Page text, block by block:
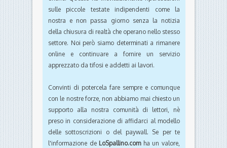
sulle piccole testate indipendenti come la
nostra e non passa giorno senza la notizia
della chiusura di realtà che operano nello stesso
settore. Noi però siamo determinati a rimanere
online e continuare a fornire un servizio
apprezzato da tifosi e addetti ai lavori.
Convinti di potercela fare sempre e comunque
con le nostre forze, non abbiamo mai chiesto un
supporto alla nostra comunità di lettori, nè
preso in considerazione di affidarci al modello
delle sottoscrizioni o del paywall. Se per te
l'informazione de LoSpallino.comha un valore,